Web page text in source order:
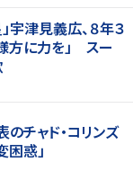
宇津見義広、８年３
方に力を」 スー
チャド・コリンズ
困惑」